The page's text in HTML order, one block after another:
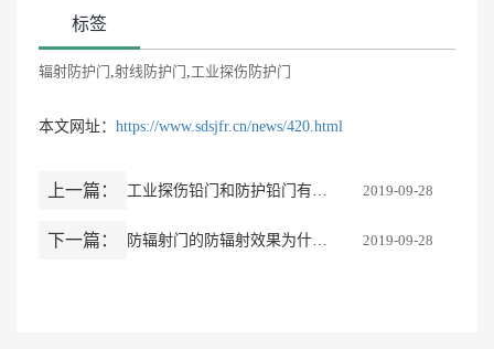
标签
辐射防护门 ,射线防护门 ,工业探伤防护门
本文网址： https://www.sdsjfr.cn/news/420.html
上一篇： 工业探伤铅门和防护铅门有啥不同？ 2019-09-28
下一篇： 防辐射门的防辐射效果为什么这么好？ 2019-09-28